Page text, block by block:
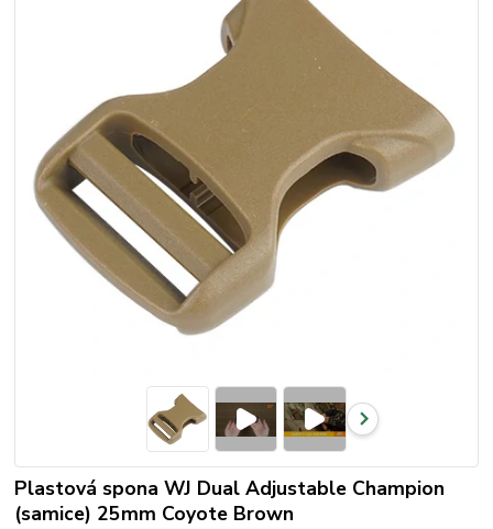
Plastová spona WJ Dual Adjustable Champion
(samice) 25mm Coyote Brown